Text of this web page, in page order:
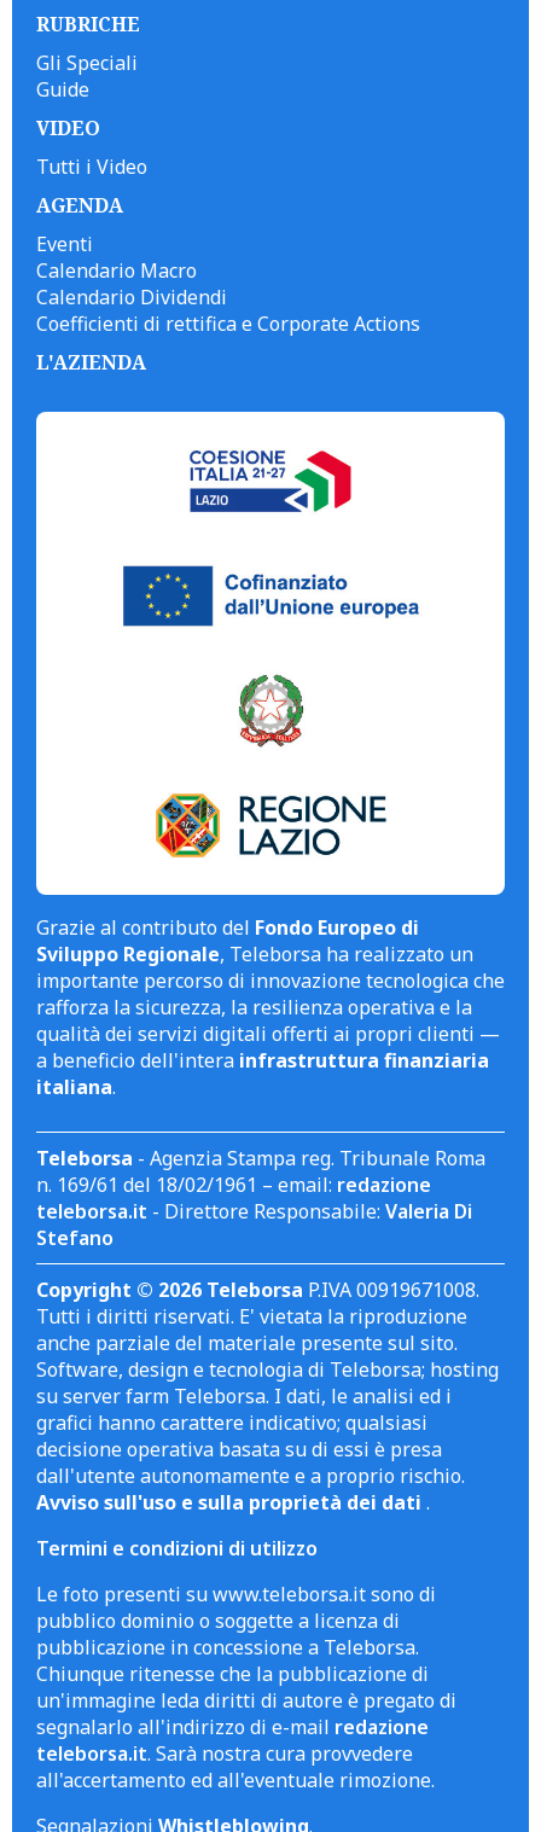
RUBRICHE
Gli Speciali
Guide
VIDEO
Tutti i Video
AGENDA
Eventi
Calendario Macro
Calendario Dividendi
Coefficienti di rettifica e Corporate Actions
L'AZIENDA
Grazie al contributo del Fondo Europeo di
Sviluppo Regionale, Teleborsa ha realizzato un
importante percorso di innovazione tecnologica che
rafforza la sicurezza, la resilienza operativa e la
qualità dei servizi digitali offerti ai propri clienti —
a beneficio dell'intera infrastruttura finanziaria
italiana.
Teleborsa - Agenzia Stampa reg. Tribunale Roma
n. 169/61 del 18/02/1961 – email: redazione
teleborsa.it - Direttore Responsabile: Valeria Di
Stefano
Copyright © 2026 Teleborsa P.IVA 00919671008.
Tutti i diritti riservati. E' vietata la riproduzione
anche parziale del materiale presente sul sito.
Software, design e tecnologia di Teleborsa; hosting
su server farm Teleborsa. I dati, le analisi ed i
grafici hanno carattere indicativo; qualsiasi
decisione operativa basata su di essi è presa
dall'utente autonomamente e a proprio rischio.
Avviso sull'uso e sulla proprietà dei dati .
Termini e condizioni di utilizzo
Le foto presenti su www.teleborsa.it sono di
pubblico dominio o soggette a licenza di
pubblicazione in concessione a Teleborsa.
Chiunque ritenesse che la pubblicazione di
un'immagine leda diritti di autore è pregato di
segnalarlo all'indirizzo di e-mail redazione
teleborsa.it. Sarà nostra cura provvedere
all'accertamento ed all'eventuale rimozione.
Segnalazioni Whistleblowing.